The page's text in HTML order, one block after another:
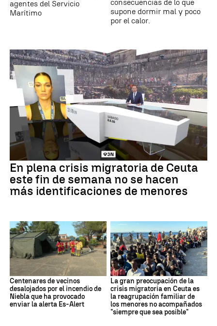
agentes del Servicio
Marítimo
consecuencias de lo que
supone dormir mal y poco
por el calor.
En plena crisis migratoria de Ceuta
este fin de semana no se hacen
más identificaciones de menores
Centenares de vecinos
desalojados por el incendio de
Niebla que ha provocado
enviar la alerta Es-Alert
La gran preocupación de la
crisis migratoria en Ceuta es
la reagrupación familiar de
los menores no acompañados
"siempre que sea posible"